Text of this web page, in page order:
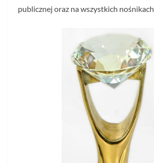
publicznej oraz na wszystkich nośnikach.